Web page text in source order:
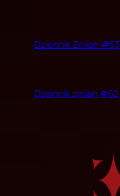
Dziennik Zmian #63
Dzeinnik zmian #62